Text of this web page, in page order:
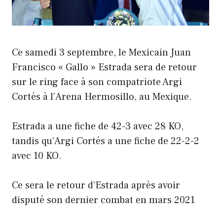
Ce samedi 3 septembre, le Mexicain Juan
Francisco « Gallo » Estrada sera de retour
sur le ring face à son compatriote Argi
Cortés à l’Arena Hermosillo, au Mexique.
Estrada a une fiche de 42-3 avec 28 KO,
tandis qu’Argi Cortés a une fiche de 22-2-2
avec 10 KO.
Ce sera le retour d’Estrada après avoir
disputé son dernier combat en mars 2021